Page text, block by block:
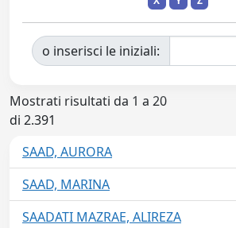
o inserisci le iniziali:
Mostrati risultati da 1 a 20
di 2.391
SAAD, AURORA
SAAD, MARINA
SAADATI MAZRAE, ALIREZA